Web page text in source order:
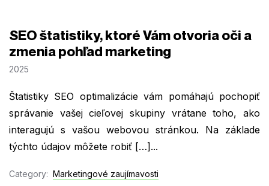
SEO štatistiky, ktoré Vám otvoria oči a
zmenia pohľad marketing
2025
Štatistiky SEO optimalizácie vám pomáhajú pochopiť
správanie vašej cieľovej skupiny vrátane toho, ako
interagujú s vašou webovou stránkou. Na základe
týchto údajov môžete robiť […]...
Category: Marketingové zaujímavosti